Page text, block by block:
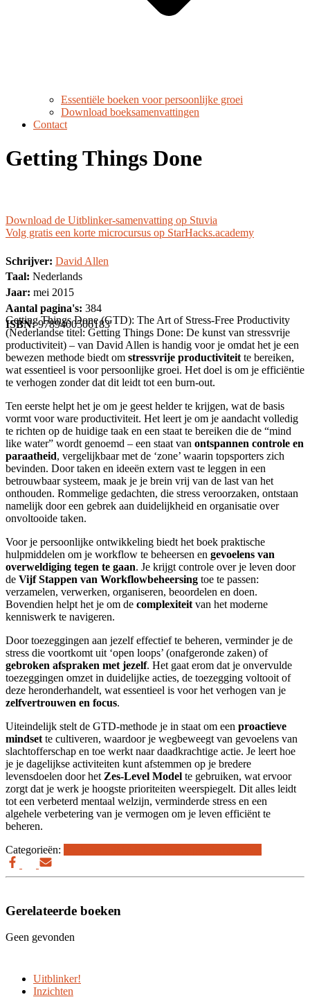
Essentiële boeken voor persoonlijke groei
Download boeksamenvattingen
Contact
Getting Things Done
Download de Uitblinker-samenvatting op Stuvia
Volg gratis een korte microcursus op StarHacks.academy
Schrijver: David Allen
Taal: Nederlands
Jaar: mei 2015
Aantal pagina's: 384
ISBN:9789400506183
Getting Things Done (GTD): The Art of Stress-Free Productivity
(Nederlandse titel: Getting Things Done: De kunst van stressvrije
productiviteit) – van David Allen is handig voor je omdat het je een
bewezen methode biedt om stressvrije productiviteit te bereiken,
wat essentieel is voor persoonlijke groei. Het doel is om je efficiëntie
te verhogen zonder dat dit leidt tot een burn-out.
Ten eerste helpt het je om je geest helder te krijgen, wat de basis
vormt voor ware productiviteit. Het leert je om je aandacht volledig
te richten op de huidige taak en een staat te bereiken die de “mind
like water” wordt genoemd – een staat van ontspannen controle en
paraatheid, vergelijkbaar met de ‘zone’ waarin topsporters zich
bevinden. Door taken en ideeën extern vast te leggen in een
betrouwbaar systeem, maak je je brein vrij van de last van het
onthouden. Rommelige gedachten, die stress veroorzaken, ontstaan
namelijk door een gebrek aan duidelijkheid en organisatie over
onvoltooide taken.
Voor je persoonlijke ontwikkeling biedt het boek praktische
hulpmiddelen om je workflow te beheersen en gevoelens van
overweldiging tegen te gaan. Je krijgt controle over je leven door
de Vijf Stappen van Workflowbeheersing toe te passen:
verzamelen, verwerken, organiseren, beoordelen en doen.
Bovendien helpt het je om de complexiteit van het moderne
kenniswerk te navigeren.
Door toezeggingen aan jezelf effectief te beheren, verminder je de
stress die voortkomt uit ‘open loops’ (onafgeronde zaken) of
gebroken afspraken met jezelf. Het gaat erom dat je onvervulde
toezeggingen omzet in duidelijke acties, de toezegging voltooit of
deze heronderhandelt, wat essentieel is voor het verhogen van je
zelfvertrouwen en focus.
Uiteindelijk stelt de GTD-methode je in staat om een proactieve
mindset te cultiveren, waardoor je wegbeweegt van gevoelens van
slachtofferschap en toe werkt naar daadkrachtige actie. Je leert hoe
je je dagelijkse activiteiten kunt afstemmen op je bredere
levensdoelen door het Zes-Level Model te gebruiken, wat ervoor
zorgt dat je werk je hoogste prioriteiten weerspiegelt. Dit alles leidt
tot een verbeterd mentaal welzijn, verminderde stress en een
algehele verbetering van je vermogen om je leven efficiënt te
beheren.
Categorieën:
Gerelateerde boeken
Geen gevonden
Uitblinker!
Inzichten